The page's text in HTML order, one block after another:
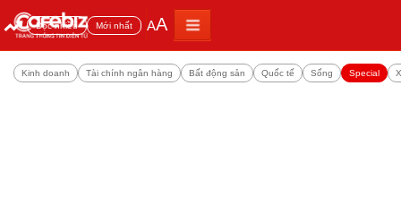
Đọc nhiều Mới nhất AA
Kinh doanh Tài chính ngân hàng Bất động sản Quốc tế Sống Special